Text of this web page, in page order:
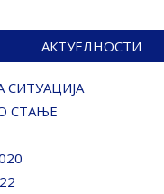
АКТУЕЛНОСТИ
СИТУАЦИЈА
СТАЊЕ